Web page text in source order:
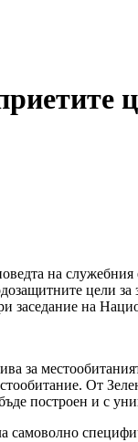
на
цели за
на
за
От
построен и с
самоволно